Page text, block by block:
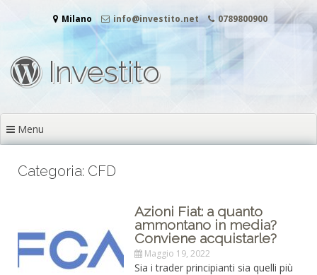
Milano info@investito.net 0789800900
Investito
Menu
Categoria: CFD
Azioni Fiat: a quanto
ammontano in media?
Conviene acquistarle?
Maggio 19, 2022
Sia i trader principianti sia quelli più